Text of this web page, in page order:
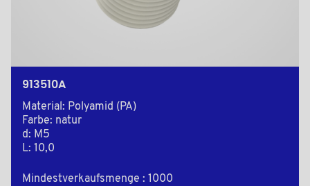
913510A
Material: Polyamid (PA)
Farbe: natur
d: M5
L: 10,0
Mindestverkaufsmenge : 1000